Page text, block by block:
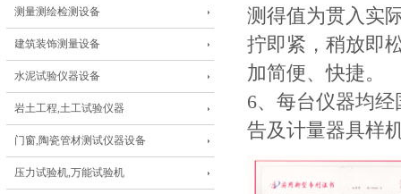
测量测绘检测设备
建筑装饰测量设备
水泥试验仪器设备
岩土工程,土工试验仪器
门窗,陶瓷管材测试仪器设备
压力试验机,万能试验机
测得值为贯入实
拧即紧，稍放即
加简便、快捷。
6、每台仪器均
告及计量器具样